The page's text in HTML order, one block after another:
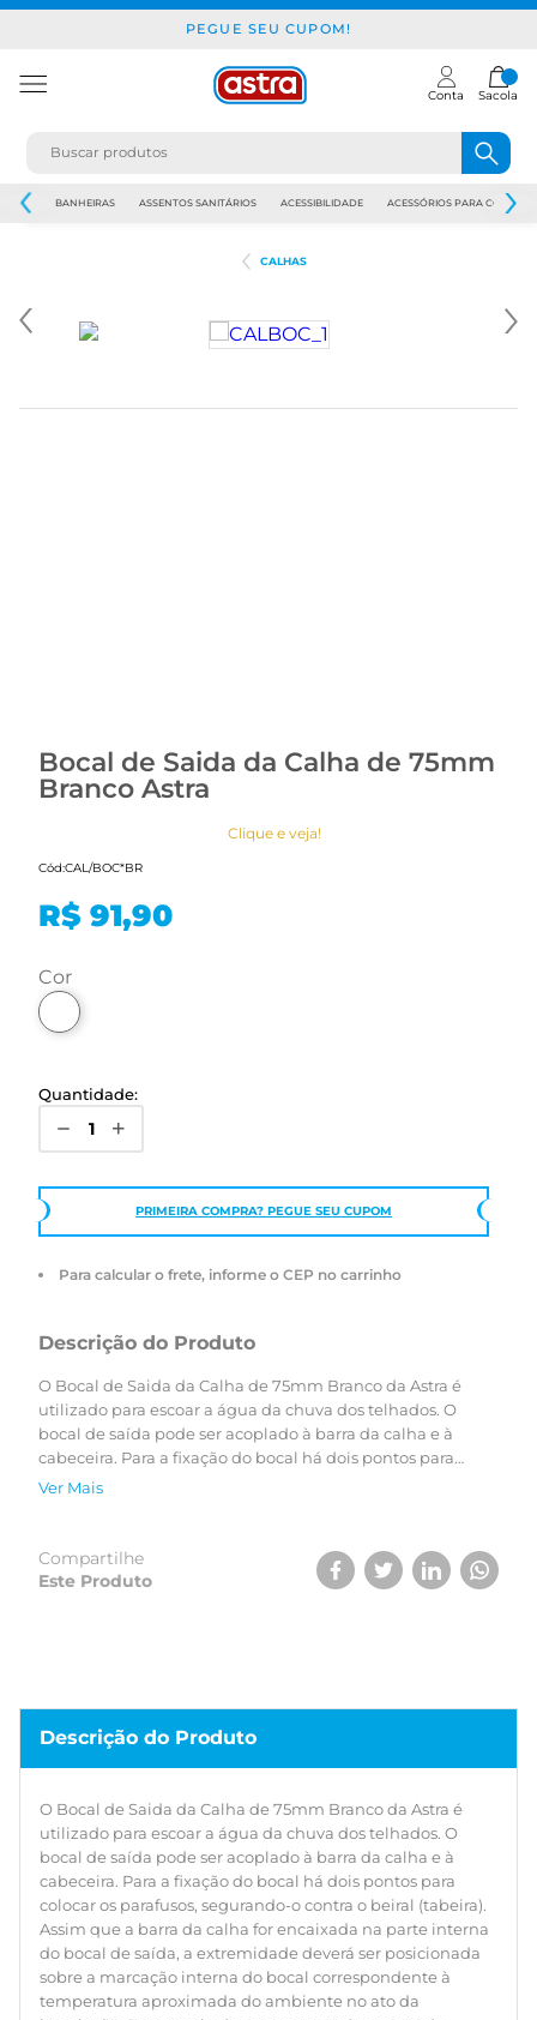
PEGUE SEU CUPOM!
Conta Sacola
JAPI BANHEIRAS ASSENTOS SANITÁRIOS ACESSIBILIDADE ACESSÓRIOS PARA
CALHAS
Bocal de Saida da Calha de 75mm
Branco Astra
Clique e veja!
Cód:CAL/BOC*BR
R$ 91,90
cor
Quantidade:
PRIMEIRA COMPRA? PEGUE SEU CUPOM
Para calcular o frete, informe o CEP no carrinho
Descrição do Produto
O Bocal de Saida da Calha de 75mm Branco da Astra é
utilizado para escoar a água da chuva dos telhados. O
bocal de saída pode ser acoplado à barra da calha e à
cabeceira. Para a fixação do bocal há dois pontos para
colocar os parafusos, segurando-o contra o beiral (tabeira).
sobre a marcação interna do bocal correspondente à
temperatura aproximada do ambiente no ato da
em PVC (necessário uso do adaptador CAL/AD). As calhas
da Astra possuem sistema modular, as peças vêm prontas
em PVC, possuem ótima capacidade de vedação e são
mais silenciosas na chuva. Duráveis, não enferrujam e são
resistentes às manchas e fixação de sujeiras, como o lodo.
Resistente à ação do sol, pois possui pigmento TiO2. Fácil
manutenção, dispensa pintura (limpeza indicada apenas
com água e sabão). Design moderno que agrega na
estética da edificação. A Astra possui uma linha completa
de calhas, com tudo que é necessário para coletar e
conduzir a água da chuva de telhados.
Ver Mais
Compartilhe
Este Produto
Descrição do Produto
O Bocal de Saida da Calha de 75mm Branco da Astra é
utilizado para escoar a água da chuva dos telhados. O
bocal de saída pode ser acoplado à barra da calha e à
cabeceira. Para a fixação do bocal há dois pontos para
colocar os parafusos, segurando-o contra o beiral (tabeira).
Assim que a barra da calha for encaixada na parte interna
do bocal de saída, a extremidade deverá ser posicionada
sobre a marcação interna do bocal correspondente à
temperatura aproximada do ambiente no ato da